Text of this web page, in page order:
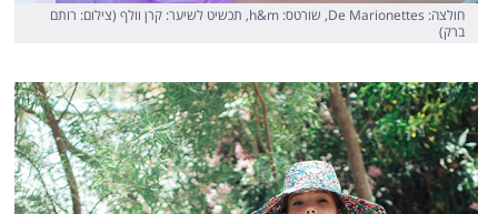
חולצה: De Marionettes, שורטס: h&m, תכשיט לשיער: קרן וולף (צילום: רותם
ברק)